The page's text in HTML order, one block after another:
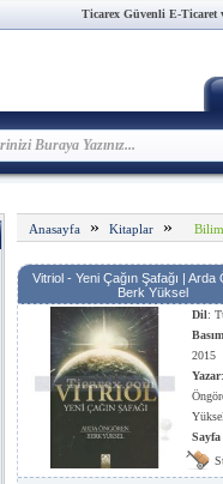
Ticarex Güvenli E-Ticaret
Anasayfa » Kitaplar »
Vitriol - Yeni Çağın Şafağı | Arda
Berk Yüksel
Dil:
2015
Yazar
Sayfa
Kağıt
Kağıt